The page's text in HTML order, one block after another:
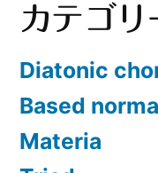
カテゴリ
Diatonic
Based
Materia